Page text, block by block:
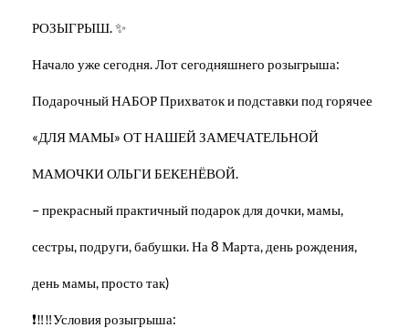
РОЗЫГРЫШ. ✨
Начало уже сегодня. Лот сегодняшнего розыгрыша:
Подарочный НАБОР Прихваток и подставки под горячее
«ДЛЯ МАМЫ» ОТ НАШЕЙ ЗАМЕЧАТЕЛЬНОЙ
МАМОЧКИ ОЛЬГИ БЕКЕНЁВОЙ.
– прекрасный практичный подарок для дочки, мамы,
сестры, подруги, бабушки. На 8 Марта, день рождения,
день мамы, просто так)
❗‼‼Условия розыгрыша: